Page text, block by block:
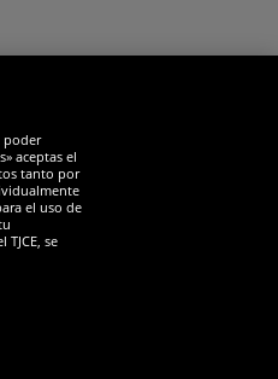
poder
aceptas el
tanto por
el uso de
se